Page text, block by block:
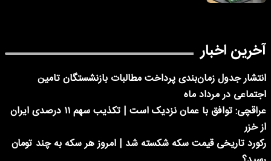
آخرین اخبار
انتشار جدول زمان‌بندی پرداخت مطالبات بازنشستگان تامین
اجتماعی در مرداد ماه
عراقچی: توافق با عمان نزدیک است | تکذیب سهم ۱۱ درصدی ایران
از خزر
رکورد تاریخی قیمت سکه شکسته شد | امروز هر سکه به چند تومان